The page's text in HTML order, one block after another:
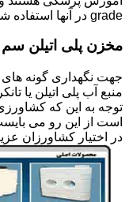
grade در آنها استفاده شده است.
مخزن پلی اتیلن
جهت نگهداری گونه های
منبع آب پلی اتیلن یا
توجه به این که
است از این رو می
در اختیار کشاورزان